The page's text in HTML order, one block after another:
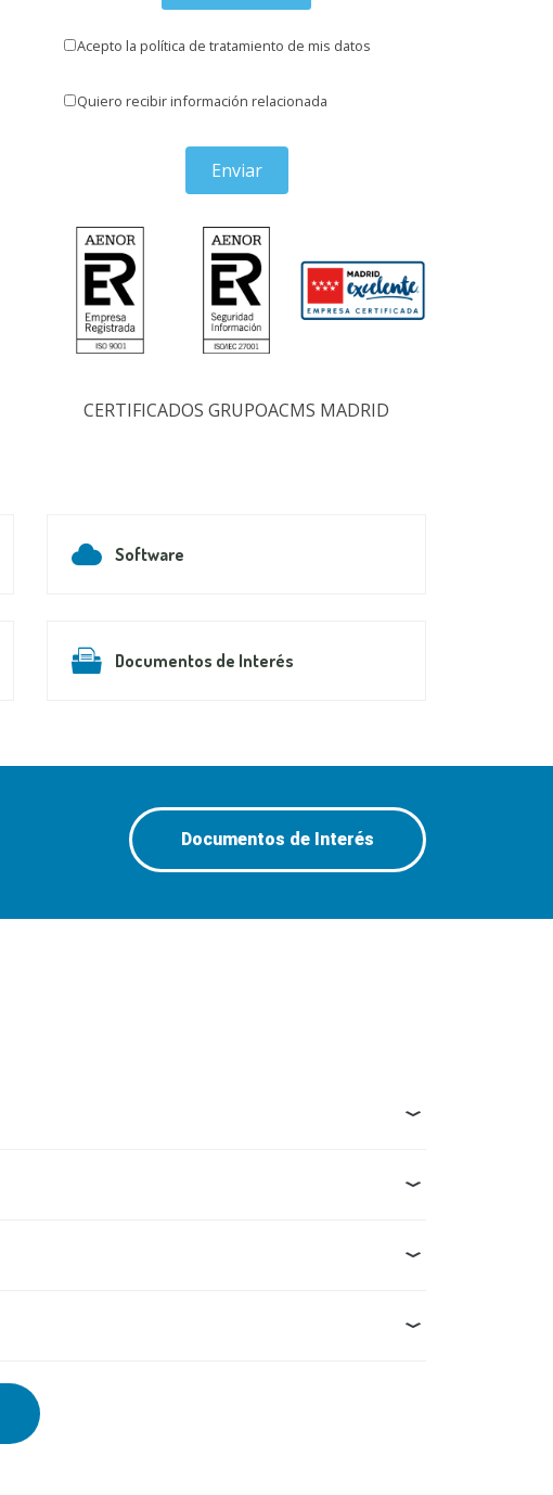
Acepto la política de tratamiento de mis datos
Quiero recibir información relacionada
Enviar
CERTIFICADOS GRUPOACMS MADRID
Software
Documentos de Interés
Documentos de Interés